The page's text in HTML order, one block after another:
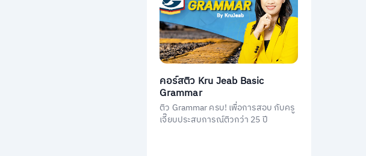
คอร์สติว Kru Jeab Basic
Grammar
ติว Grammar ครบ! เพื่อการสอบ กับครู
เจี๊ยบประสบการณ์ติวกว่า 25 ปี